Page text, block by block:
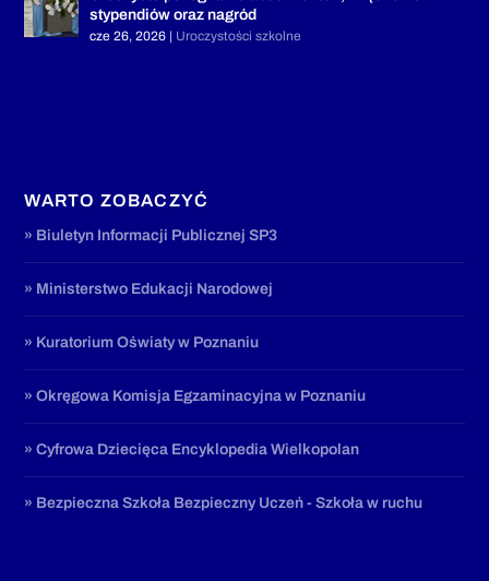
stypendiów oraz nagród
cze 26, 2026 | Uroczystości szkolne
WARTO ZOBACZYĆ
» Biuletyn Informacji Publicznej SP3
» Ministerstwo Edukacji Narodowej
» Kuratorium Oświaty w Poznaniu
» Okręgowa Komisja Egzaminacyjna w Poznaniu
» Cyfrowa Dziecięca Encyklopedia Wielkopolan
» Bezpieczna Szkoła Bezpieczny Uczeń - Szkoła w ruchu